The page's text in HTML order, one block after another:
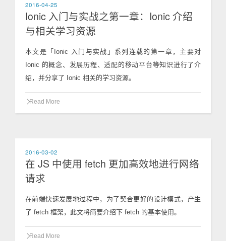
2016-04-25
Ionic 入门与实战之第一章：Ionic 介绍
与相关学习资源
本文是「Ionic 入门与实战」系列连载的第一章，主要对
Ionic 的概念、发展历程、适配的移动平台等知识进行了介
绍，并分享了 Ionic 相关的学习资源。
Read More
2016-03-02
在 JS 中使用 fetch 更加高效地进行网络
请求
在前端快速发展地过程中，为了契合更好的设计模式，产生
了 fetch 框架，此文将简要介绍下 fetch 的基本使用。
Read More